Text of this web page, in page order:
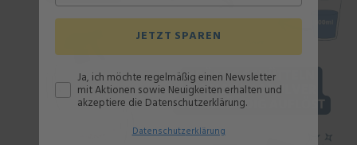
JETZT SPAREN
Ja, ich möchte regelmäßig einen Newsletter
mit Aktionen sowie Neuigkeiten erhalten und
akzeptiere die Datenschutzerklärung.
Datenschutzerklärung